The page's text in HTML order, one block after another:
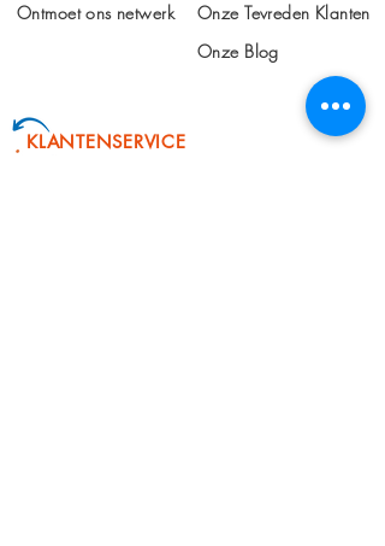
Ontmoet ons netwerk
Onze Tevreden Klanten
Onze Blog
KLANTENSERVICE